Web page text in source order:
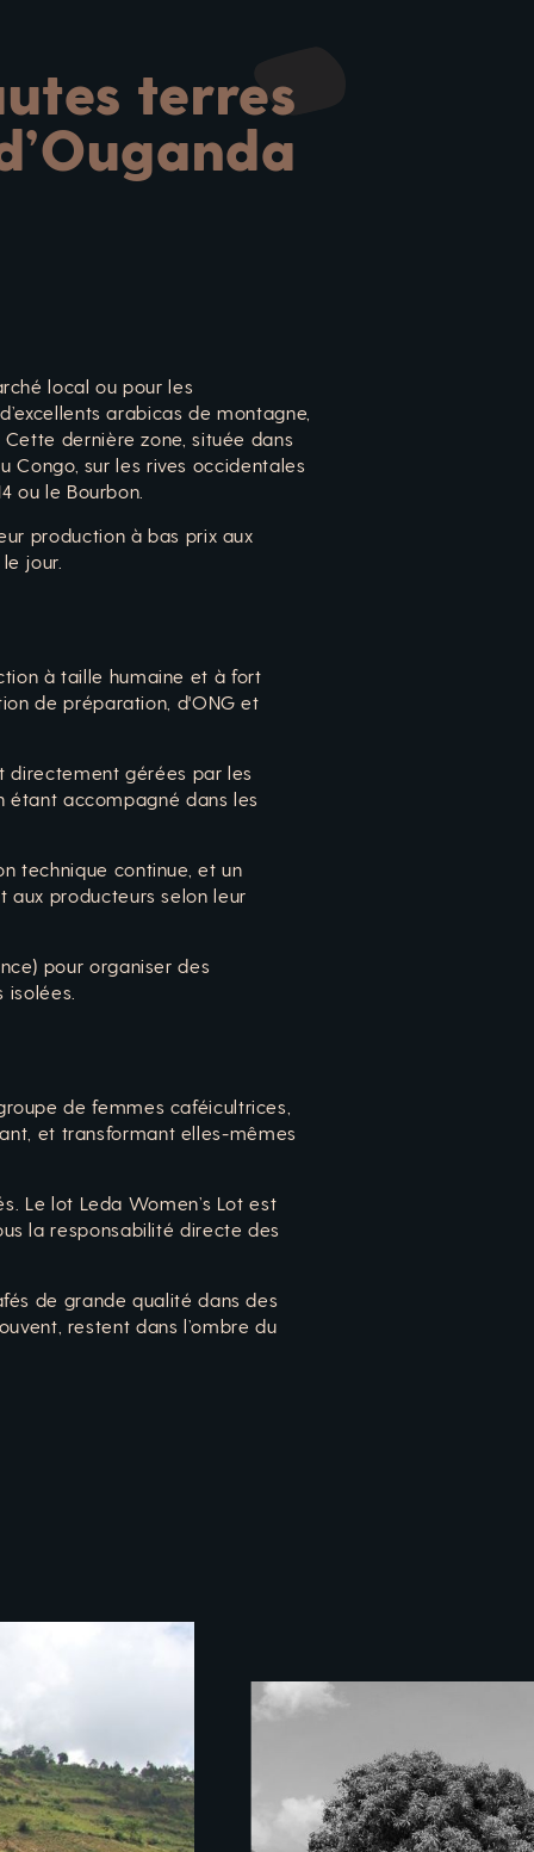
terres
local ou pour les
arabicas de montagne,
dernière zone, située dans
Congo, sur les rives occidentales
ou le Bourbon.
production à bas prix aux
jour.
à taille humaine et à fort
de préparation, d'ONG et
directement gérées par les
étant accompagné dans les
technique continue, et un
aux producteurs selon leur
pour organiser des
de femmes caféicultrices,
et transformant elles-mêmes
Le lot Leda Women’s Lot est
la responsabilité directe des
de grande qualité dans des
restent dans l’ombre du